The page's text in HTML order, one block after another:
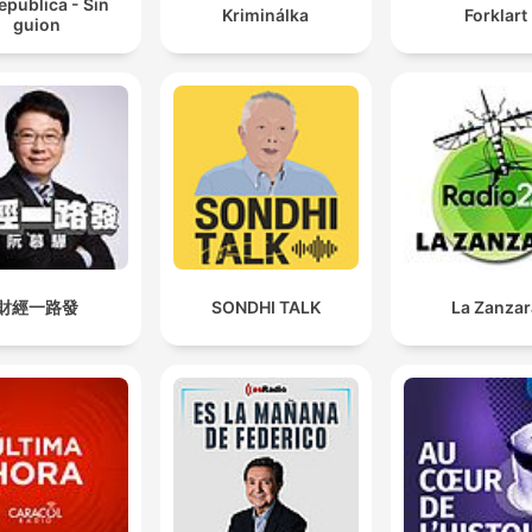
- Sin
guion
Kriminálka Forklart
經一路發 SONDHI TALK La